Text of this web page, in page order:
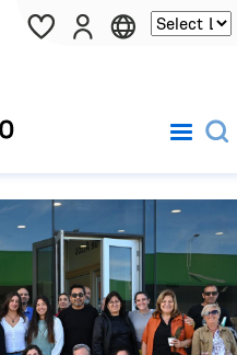
Pasar al contenido principal